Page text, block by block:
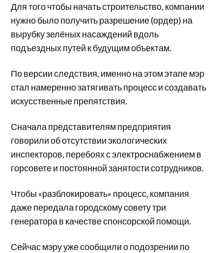
Для того чтобы начать строительство, компании
нужно было получить разрешение (ордер) на
вырубку зелёных насаждений вдоль
подъездных путей к будущим объектам.
По версии следствия, именно на этом этапе мэр
стал намеренно затягивать процесс и создавать
искусственные препятствия.
Сначала представителям предприятия
говорили об отсутствии экологических
инспекторов, перебоях с электроснабжением в
горсовете и постоянной занятости сотрудников.
Чтобы «разблокировать» процесс, компания
даже передала городскому совету три
генератора в качестве спонсорской помощи.
Сейчас мэру уже сообщили о подозрении по